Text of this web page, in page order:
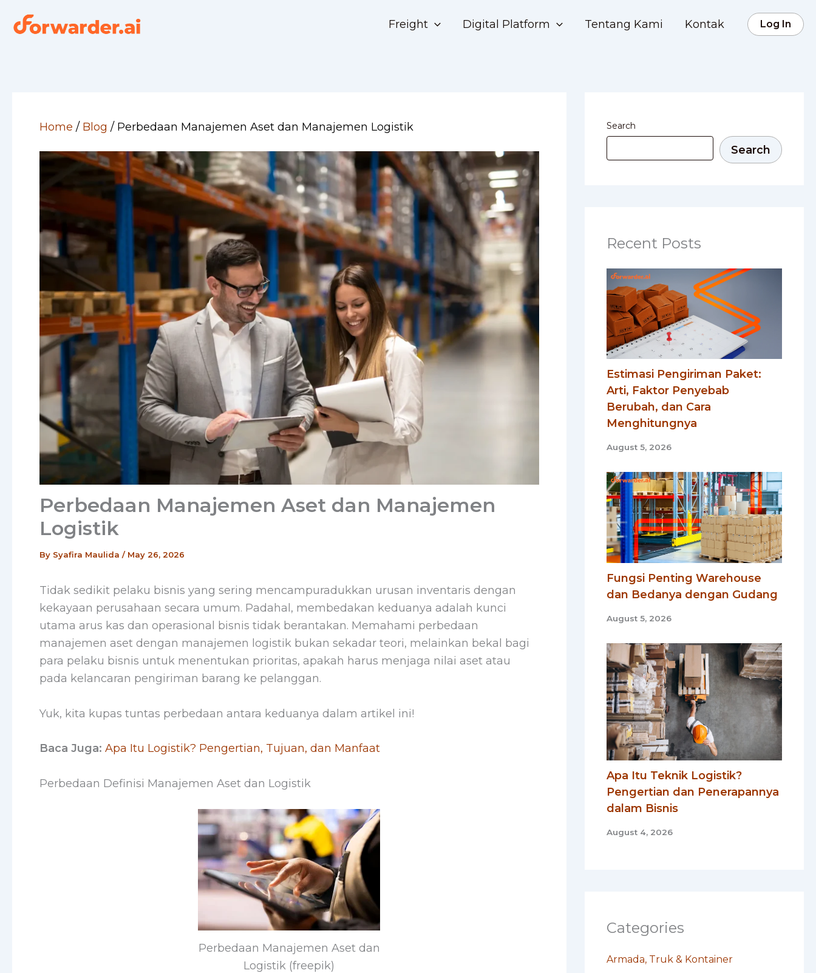
Freight Digital Platform Tentang Kami Kontak Log In
Home / Blog / Perbedaan Manajemen Aset dan Manajemen Logistik
Perbedaan Manajemen Aset dan Manajemen
Logistik
By Syafira Maulida / May 26, 2026
Tidak sedikit pelaku bisnis yang sering mencampuradukkan urusan inventaris dengan
kekayaan perusahaan secara umum. Padahal, membedakan keduanya adalah kunci
utama arus kas dan operasional bisnis tidak berantakan. Memahami perbedaan
manajemen aset dengan manajemen logistik bukan sekadar teori, melainkan bekal bagi
para pelaku bisnis untuk menentukan prioritas, apakah harus menjaga nilai aset atau
pada kelancaran pengiriman barang ke pelanggan.
Yuk, kita kupas tuntas perbedaan antara keduanya dalam artikel ini!
Baca Juga: Apa Itu Logistik? Pengertian, Tujuan, dan Manfaat
Perbedaan Definisi Manajemen Aset dan Logistik
Perbedaan Manajemen Aset dan
Logistik (freepik)
Search
Search
Recent Posts
Estimasi Pengiriman Paket:
Arti, Faktor Penyebab
Berubah, dan Cara
Menghitungnya
August 5, 2026
Fungsi Penting Warehouse
dan Bedanya dengan Gudang
August 5, 2026
Apa Itu Teknik Logistik?
Pengertian dan Penerapannya
dalam Bisnis
August 4, 2026
Categories
Armada, Truk & Kontainer